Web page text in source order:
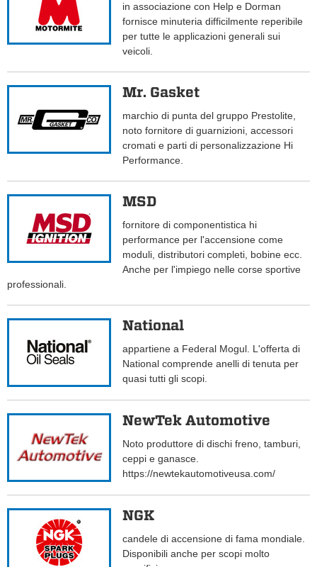
in associazione con Help e Dorman
fornisce minuteria difficilmente reperibile
per tutte le applicazioni generali sui
veicoli.
Mr. Gasket
marchio di punta del gruppo Prestolite,
noto fornitore di guarnizioni, accessori
cromati e parti di personalizzazione Hi
Performance.
MSD
fornitore di componentistica hi
performance per l'accensione come
moduli, distributori completi, bobine ecc.
Anche per l'impiego nelle corse sportive
professionali.
National
appartiene a Federal Mogul. L'offerta di
National comprende anelli di tenuta per
quasi tutti gli scopi.
NewTek Automotive
Noto produttore di dischi freno, tamburi,
ceppi e ganasce.
https://newtekautomotiveusa.com/
NGK
candele di accensione di fama mondiale.
Disponibili anche per scopi molto